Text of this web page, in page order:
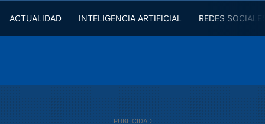
ACTUALIDAD INTELIGENCIA ARTIFICIAL REDES